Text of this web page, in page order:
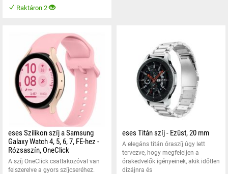
Raktáron 2
eses Szilikon szíj a Samsung
Galaxy Watch 4, 5, 6, 7, FE-hez -
Rózsaszín, OneClick
A szíj OneClick csatlakozóval van
felszerelve a gyors szíjcseréhez.
eses Titán szíj - Ezüst, 20 mm
A elegáns titán óraszíj úgy lett
tervezve, hogy megfeleljen a
órakedvelők igényeinek, akik időtlen
dizájnra és